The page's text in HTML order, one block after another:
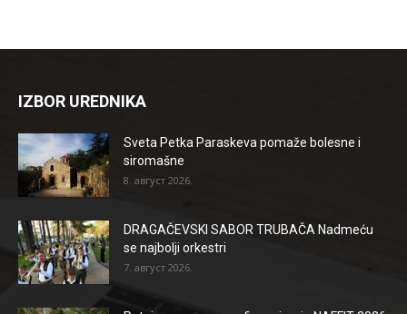
IZBOR UREDNIKA
Sveta Petka Paraskeva pomaže bolesne i
siromašne
8. август 2026.
DRAGAČEVSKI SABOR TRUBAČA Nadmeću
se najbolji orkestri
7. август 2026.